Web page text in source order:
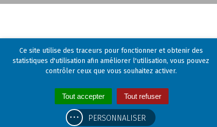
Ce site utilise des traceurs pour fonctionner et obtenir des
statistiques d'utilisation afin améliorer l'utilisation, vous pouvez
contrôler ceux que vous souhaitez activer.
Tout accepter Tout refuser
PERSONNALISER